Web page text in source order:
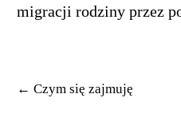
migracji rodziny przez
← Czym się zajmuję